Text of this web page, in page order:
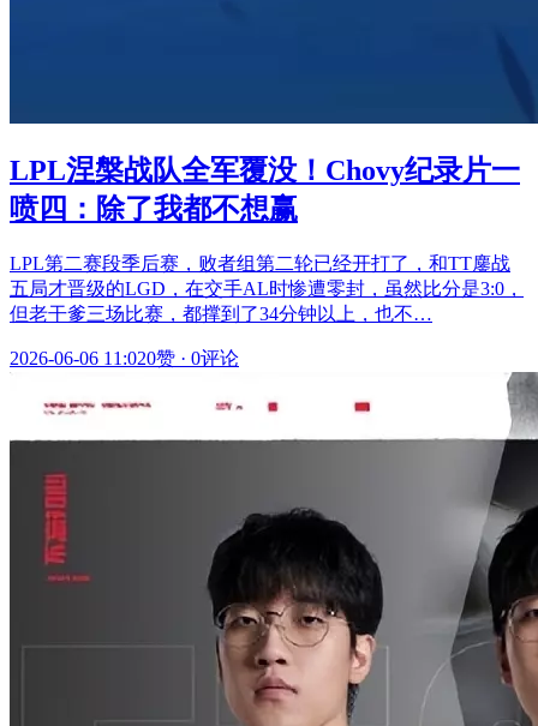
LPL涅槃战队全军覆没！Chovy纪录片一
喷四：除了我都不想赢
LPL第二赛段季后赛，败者组第二轮已经开打了，和TT鏖战
五局才晋级的LGD，在交手AL时惨遭零封，虽然比分是3:0，
但老干爹三场比赛，都撑到了34分钟以上，也不…
2026-06-06 11:020赞 · 0评论